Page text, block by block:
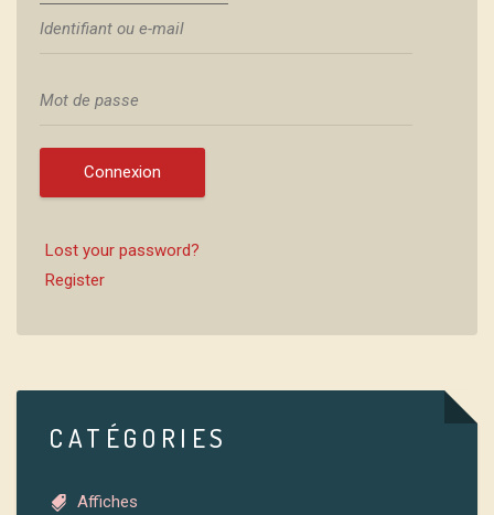
Connexion
Lost your password?
Register
CATÉGORIES
Affiches